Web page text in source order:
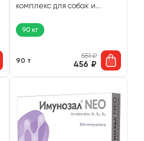
комплекс для собак и
(90 т)
90 кг
90 т
551₽
456 ₽